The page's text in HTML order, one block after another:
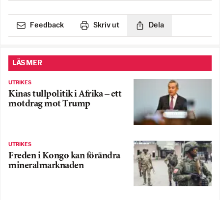
Feedback Skriv ut Dela
LÄS MER
UTRIKES
Kinas tullpolitik i Afrika – ett
motdrag mot Trump
UTRIKES
Freden i Kongo kan förändra
mineralmarknaden